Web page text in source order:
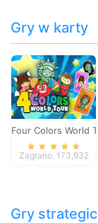
Gry w karty
Four Colors World
Zagrano: 173,932
Gry